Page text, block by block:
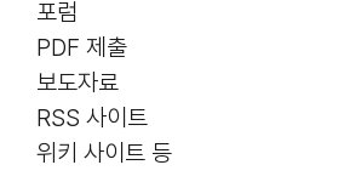
포럼
PDF 제출
보도자료
RSS 사이트
위키 사이트 등